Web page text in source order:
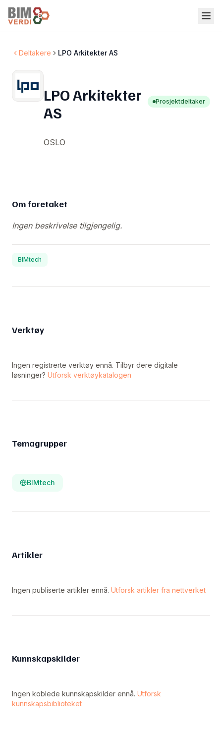
Deltakere LPO Arkitekter AS
LPO Arkitekter
AS
Prosjektdeltaker
OSLO
Om foretaket
Ingen beskrivelse tilgjengelig.
BIMtech
Verktøy
Ingen registrerte verktøy ennå. Tilbyr dere digitale
løsninger? Utforsk verktøykatalogen
Temagrupper
BIMtech
Artikler
Ingen publiserte artikler ennå. Utforsk artikler fra nettverket
Kunnskapskilder
Ingen koblede kunnskapskilder ennå. Utforsk
kunnskapsbiblioteket